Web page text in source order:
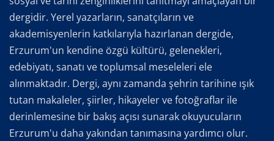
dergidir. Yerel yazarların, sanatçıların ve
akademisyenlerin katkılarıyla hazırlanan dergide,
Erzurum'un kendine özgü kültürü, gelenekleri,
edebiyatı, sanatı ve toplumsal meseleleri ele
alınmaktadır. Dergi, aynı zamanda şehrin tarihine ışık
tutan makaleler, şiirler, hikayeler ve fotoğraflar ile
derinlemesine bir bakış açısı sunarak okuyucuların
Erzurum'u daha yakından tanımasına yardımcı olur.